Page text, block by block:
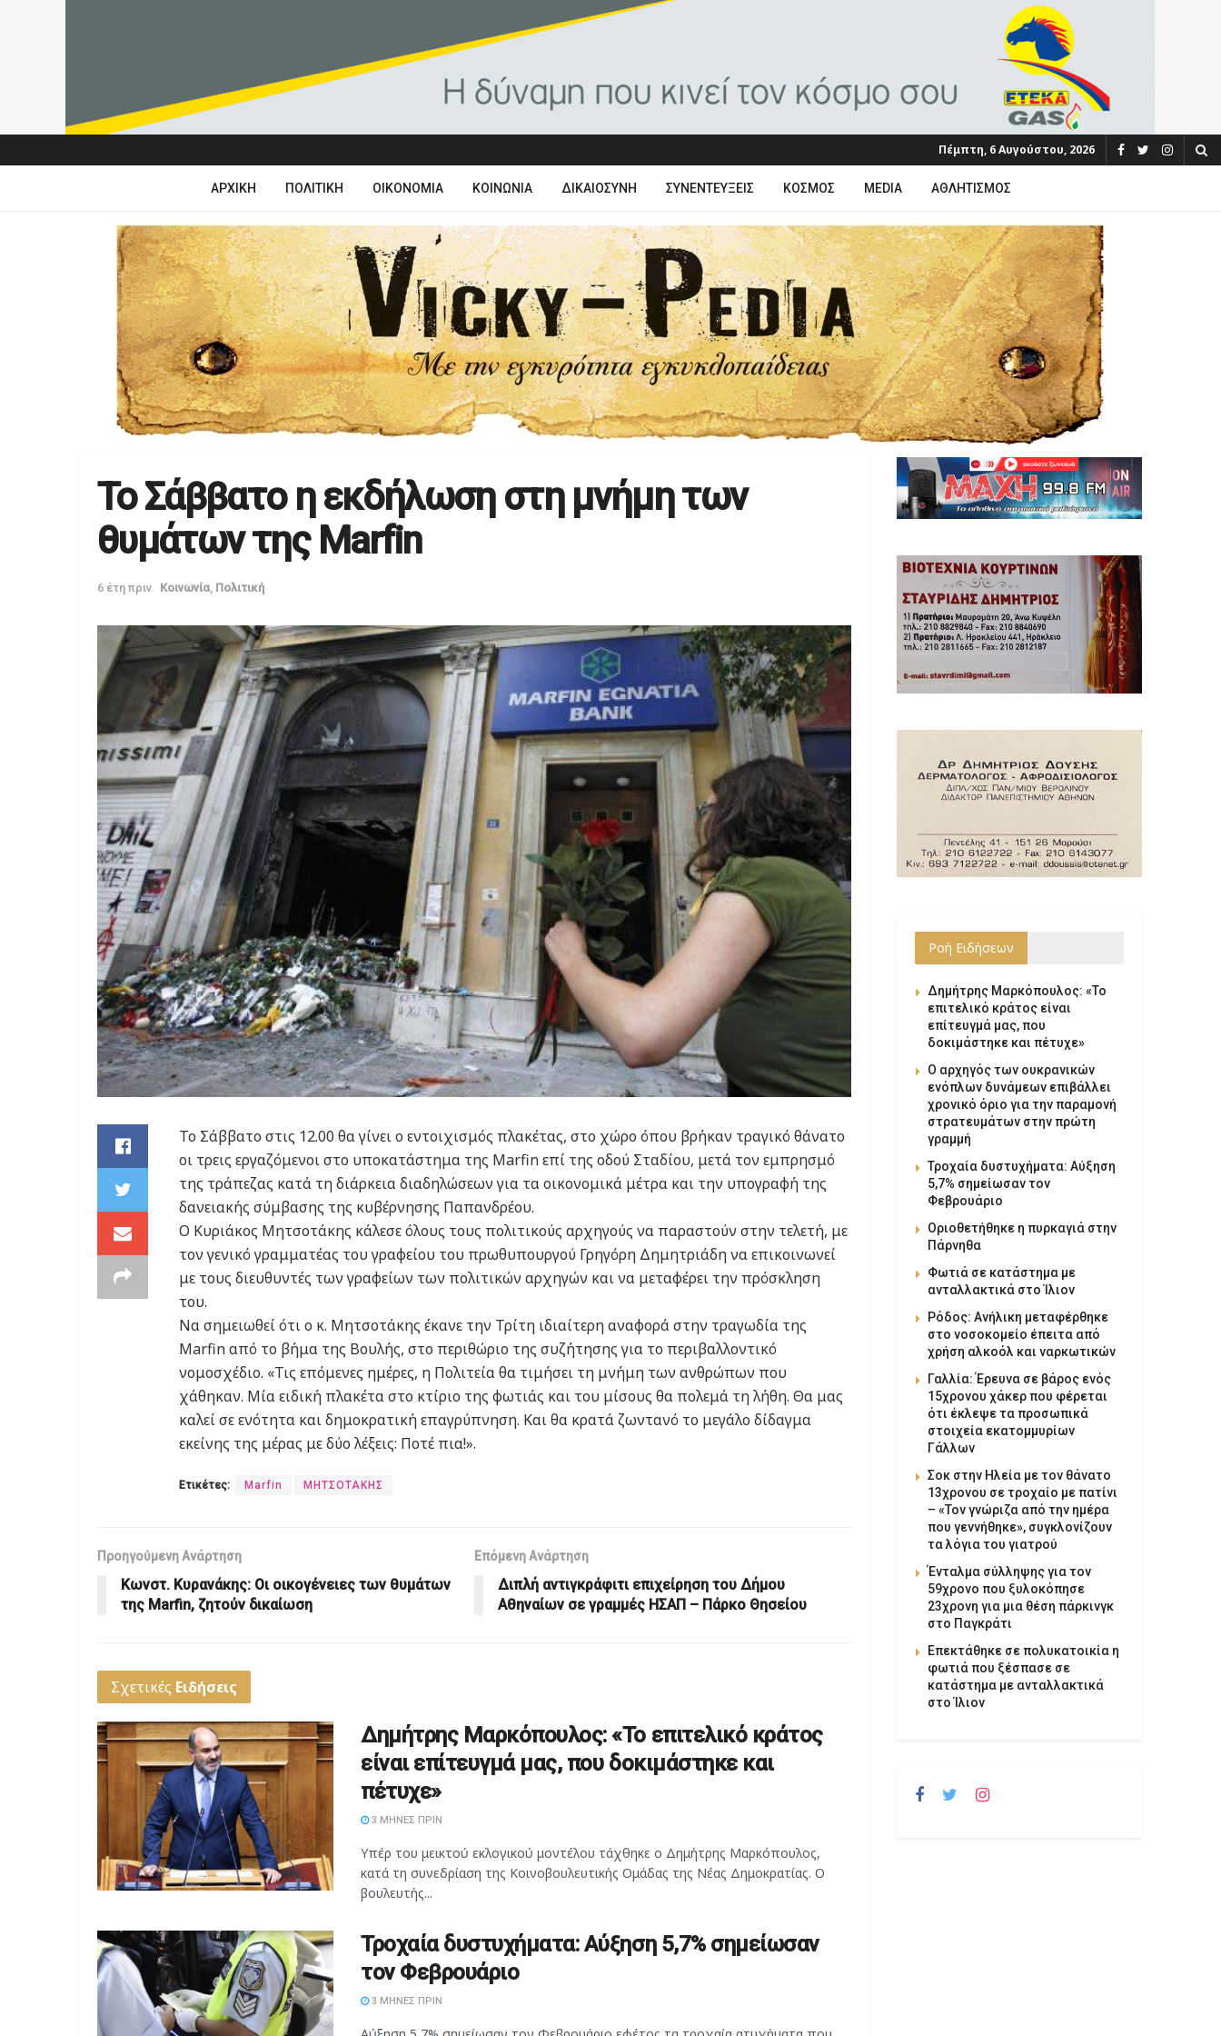
Πέμπτη, 6 Αυγούστου, 2026
ΑΡΧΙΚΉ ΠΟΛΙΤΙΚΉ ΟΙΚΟΝΟΜΊΑ ΚΟΙΝΩΝΊΑ ΔΙΚΑΙΟΣΎΝΗ ΣΥΝΕΝΤΕΎΞΕΙΣ ΚΌΣΜΟΣ MEDIA ΑΘΛΗΤΙΣΜΌΣ
Το Σάββατο η εκδήλωση στη μνήμη των
θυμάτων της Marfin
6 έτη πριν Κοινωνία Πολιτική
Το Σάββατο στις 12.00 θα γίνει ο εντοιχισμός πλακέτας, στο χώρο όπου βρήκαν τραγικό θάνατο
οι τρεις εργαζόμενοι στο υποκατάστημα της Marfin επί της οδού Σταδίου, μετά τον εμπρησμό
της τράπεζας κατά τη διάρκεια διαδηλώσεων για τα οικονομικά μέτρα και την υπογραφή της
δανειακής σύμβασης της κυβέρνησης Παπανδρέου.
Ο Κυριάκος Μητσοτάκης κάλεσε όλους τους πολιτικούς αρχηγούς να παραστούν στην τελετή, με
τον γενικό γραμματέας του γραφείου του πρωθυπουργού Γρηγόρη Δημητριάδη να επικοινωνεί
με τους διευθυντές των γραφείων των πολιτικών αρχηγών και να μεταφέρει την πρόσκληση
του.
Να σημειωθεί ότι ο κ. Μητσοτάκης έκανε την Τρίτη ιδιαίτερη αναφορά στην τραγωδία της
Marfin από το βήμα της Βουλής, στο περιθώριο της συζήτησης για το περιβαλλοντικό
νομοσχέδιο. «Τις επόμενες ημέρες, η Πολιτεία θα τιμήσει τη μνήμη των ανθρώπων που
χάθηκαν. Μία ειδική πλακέτα στο κτίριο της φωτιάς και του μίσους θα πολεμά τη λήθη. Θα μας
καλεί σε ενότητα και δημοκρατική επαγρύπνηση. Και θα κρατά ζωντανό το μεγάλο δίδαγμα
εκείνης της μέρας με δύο λέξεις: Ποτέ πια!».
Ετικέτες: Marfin ΜΗΤΣΟΤΑΚΗΣ
Προηγούμενη Ανάρτηση
Κωνστ. Κυρανάκης: Οι οικογένειες των θυμάτων
της Marfin, ζητούν δικαίωση
Επόμενη Ανάρτηση
Διπλή αντιγκράφιτι επιχείρηση του Δήμου
Αθηναίων σε γραμμές ΗΣΑΠ – Πάρκο Θησείου
Σχετικές Ειδήσεις
Δημήτρης Μαρκόπουλος: «Το επιτελικό κράτος
είναι επίτευγμά μας, που δοκιμάστηκε και
πέτυχε»
3 ΜΉΝΕΣ ΠΡΙΝ
Υπέρ του μεικτού εκλογικού μοντέλου τάχθηκε ο Δημήτρης Μαρκόπουλος,
κατά τη συνεδρίαση της Κοινοβουλευτικής Ομάδας της Νέας Δημοκρατίας. Ο
βουλευτής...
Τροχαία δυστυχήματα: Αύξηση 5,7% σημείωσαν
τον Φεβρουάριο
3 ΜΉΝΕΣ ΠΡΙΝ
Ροή Ειδήσεων
Δημήτρης Μαρκόπουλος: «Το
επιτελικό κράτος είναι
επίτευγμά μας, που
δοκιμάστηκε και πέτυχε»
Ο αρχηγός των ουκρανικών
ενόπλων δυνάμεων επιβάλλει
χρονικό όριο για την παραμονή
στρατευμάτων στην πρώτη
γραμμή
Τροχαία δυστυχήματα: Αύξηση
5,7% σημείωσαν τον
Φεβρουάριο
Οριοθετήθηκε η πυρκαγιά στην
Πάρνηθα
Φωτιά σε κατάστημα με
ανταλλακτικά στο Ίλιον
Ρόδος: Ανήλικη μεταφέρθηκε
στο νοσοκομείο έπειτα από
χρήση αλκοόλ και ναρκωτικών
Γαλλία: Έρευνα σε βάρος ενός
15χρονου χάκερ που φέρεται
ότι έκλεψε τα προσωπικά
στοιχεία εκατομμυρίων
Γάλλων
Σοκ στην Ηλεία με τον θάνατο
13χρονου σε τροχαίο με πατίνι
– «Τον γνώριζα από την ημέρα
που γεννήθηκε», συγκλονίζουν
τα λόγια του γιατρού
Ένταλμα σύλληψης για τον
59χρονο που ξυλοκόπησε
23χρονη για μια θέση πάρκινγκ
στο Παγκράτι
Επεκτάθηκε σε πολυκατοικία η
φωτιά που ξέσπασε σε
κατάστημα με ανταλλακτικά
στο Ίλιον